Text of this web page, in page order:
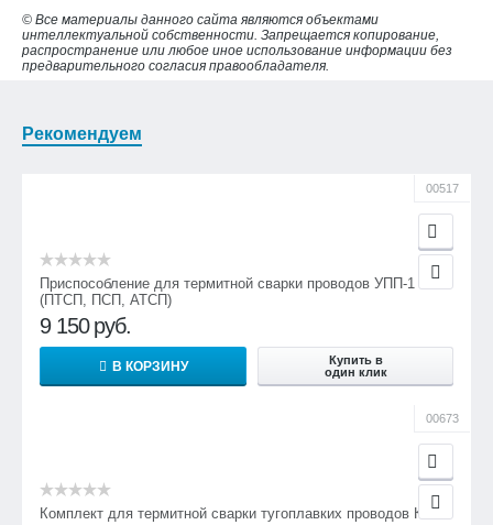
© Все материалы данного сайта являются объектами
интеллектуальной собственности. Запрещается копирование,
распространение или любое иное использование информации без
предварительного согласия правообладателя.
Рекомендуем
00517
Приспособление для термитной сварки проводов УПП-1
(ПТСП, ПСП, АТСП)
9 150 руб.
В КОРЗИНУ
Купить в
один клик
00673
Комплект для термитной сварки тугоплавких проводов КСП